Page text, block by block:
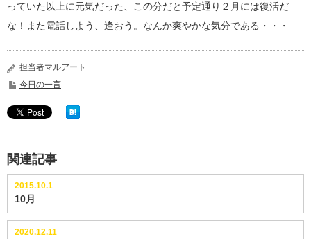
っていた以上に元気だった、この分だと予定通り２月には復活だ
な！また電話しよう、逢おう。なんか爽やかな気分である・・・
担当者マルアート
今日の一言
関連記事
2015.10.1
10月
2020.12.11